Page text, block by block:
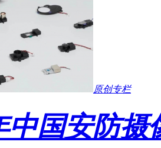
原创专栏
中国安防